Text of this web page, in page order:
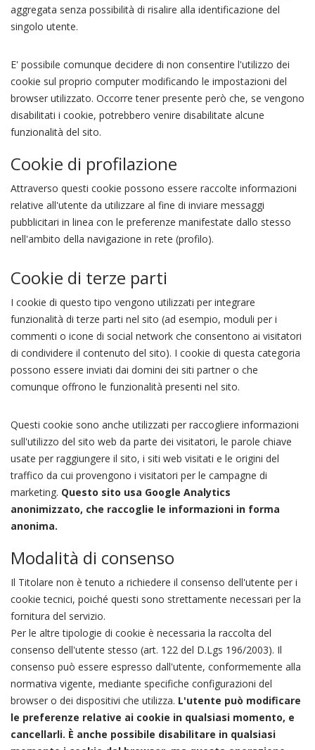
aggregata senza possibilità di risalire alla identificazione del
singolo utente.
E' possibile comunque decidere di non consentire l'utilizzo dei
cookie sul proprio computer modificando le impostazioni del
browser utilizzato. Occorre tener presente però che, se vengono
disabilitati i cookie, potrebbero venire disabilitate alcune
funzionalità del sito.
Cookie di profilazione
Attraverso questi cookie possono essere raccolte informazioni
relative all'utente da utilizzare al fine di inviare messaggi
pubblicitari in linea con le preferenze manifestate dallo stesso
nell'ambito della navigazione in rete (profilo).
Cookie di terze parti
I cookie di questo tipo vengono utilizzati per integrare
funzionalità di terze parti nel sito (ad esempio, moduli per i
commenti o icone di social network che consentono ai visitatori
di condividere il contenuto del sito). I cookie di questa categoria
possono essere inviati dai domini dei siti partner o che
comunque offrono le funzionalità presenti nel sito.
Questi cookie sono anche utilizzati per raccogliere informazioni
sull'utilizzo del sito web da parte dei visitatori, le parole chiave
usate per raggiungere il sito, i siti web visitati e le origini del
traffico da cui provengono i visitatori per le campagne di
marketing. Questo sito usa Google Analytics
anonimizzato, che raccoglie le informazioni in forma
anonima.
Modalità di consenso
Il Titolare non è tenuto a richiedere il consenso dell'utente per i
cookie tecnici, poiché questi sono strettamente necessari per la
fornitura del servizio.
Per le altre tipologie di cookie è necessaria la raccolta del
consenso dell'utente stesso (art. 122 del D.Lgs 196/2003). Il
consenso può essere espresso dall'utente, conformemente alla
normativa vigente, mediante specifiche configurazioni del
browser o dei dispositivi che utilizza. L'utente può modificare
le preferenze relative ai cookie in qualsiasi momento, e
cancellarli. È anche possibile disabilitare in qualsiasi